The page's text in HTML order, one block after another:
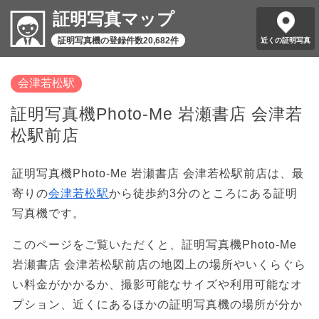
証明写真マップ
証明写真機の登録件数20,682件 近くの証明写真
会津若松駅
証明写真機Photo-Me 岩瀬書店 会津若
松駅前店
証明写真機Photo-Me 岩瀬書店 会津若松駅前店は、最
寄りの会津若松駅から徒歩約3分のところにある証明
写真機です。
このページをご覧いただくと、証明写真機Photo-Me
岩瀬書店 会津若松駅前店の地図上の場所やいくらぐら
い料金がかかるか、撮影可能なサイズや利用可能なオ
プション、近くにあるほかの証明写真機の場所が分か